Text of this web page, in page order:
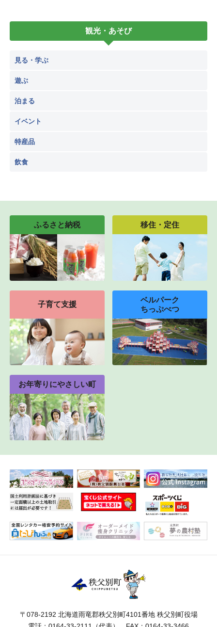
観光・あそび
見る・学ぶ
遊ぶ
泊まる
イベント
特産品
飲食
ふるさと納税 移住・定住
子育て支援
ベルパーク
ちっぷべつ
お年寄りにやさしい町
〒078-2192 北海道雨竜郡秩父別町4101番地 秩父別町役場